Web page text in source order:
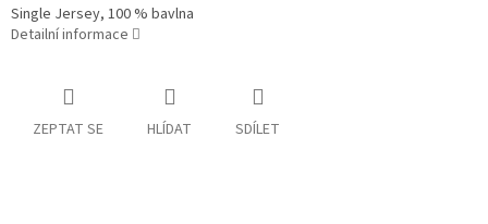
Single Jersey, 100 % bavlna
Detailní informace
ZEPTAT SE HLÍDAT SDÍLET